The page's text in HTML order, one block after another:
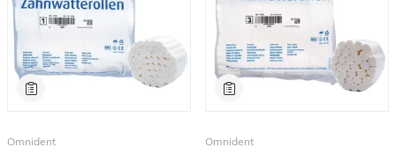
Omnident Omnident